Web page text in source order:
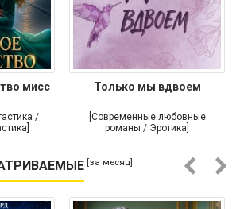
мисс
/
Только мы вдвоем
[Современные любовные
романы / Эротика]
[за месяц]